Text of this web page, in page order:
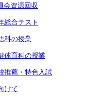
会資源回収
総合テスト
科の授業
体育科の授業
推薦・特色入試
けて